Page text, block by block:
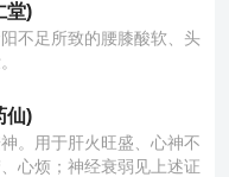
堂)
不足所致的腰膝酸软、头
仙)
。用于肝火旺盛、心神不
心烦；神经衰弱见上述证